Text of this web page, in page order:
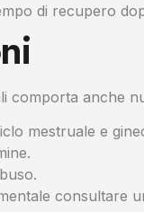
di recupero
comporta anche
mestruale e